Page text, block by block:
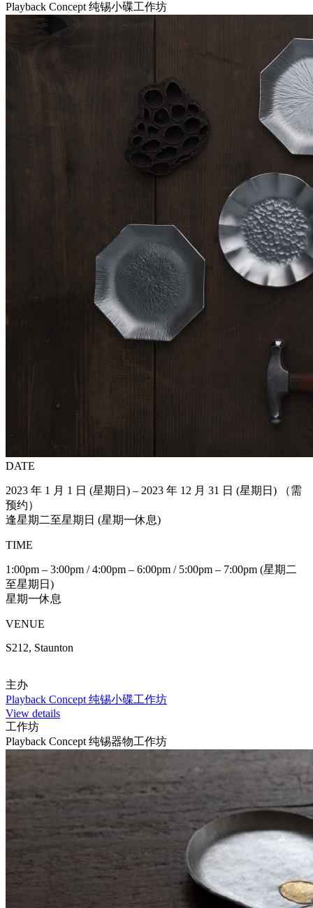
Playback Concept 纯锡小碟工作坊
DATE
2023 年 1 月 1 日 (星期日) – 2023 年 12 月 31 日 (星期日) （需
预约）
逢星期二至星期日 (星期一休息)
TIME
1:00pm – 3:00pm / 4:00pm – 6:00pm / 5:00pm – 7:00pm (星期二
至星期日)
星期一休息
VENUE
S212, Staunton
主办
Playback Concept 纯锡小碟工作坊
View details
工作坊
Playback Concept 纯锡器物工作坊